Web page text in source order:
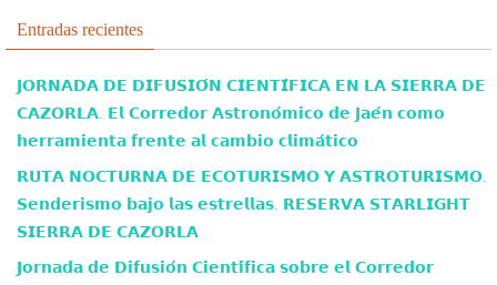
Entradas recientes
𝗝𝗢𝗥𝗡𝗔𝗗𝗔 𝗗𝗘 𝗗𝗜𝗙𝗨𝗦𝗜𝗢́𝗡 𝗖𝗜𝗘𝗡𝗧𝗜́𝗙𝗜𝗖𝗔 𝗘𝗡 𝗟𝗔 𝗦𝗜𝗘𝗥𝗥𝗔 𝗗𝗘
𝗖𝗔𝗭𝗢𝗥𝗟𝗔. 𝗘𝗹 𝗖𝗼𝗿𝗿𝗲𝗱𝗼𝗿 𝗔𝘀𝘁𝗿𝗼𝗻𝗼́𝗺𝗶𝗰𝗼 𝗱𝗲 𝗝𝗮𝗲́𝗻 𝗰𝗼𝗺𝗼
𝗵𝗲𝗿𝗿𝗮𝗺𝗶𝗲𝗻𝘁𝗮 𝗳𝗿𝗲𝗻𝘁𝗲 𝗮𝗹 𝗰𝗮𝗺𝗯𝗶𝗼 𝗰𝗹𝗶𝗺𝗮́𝘁𝗶𝗰𝗼
𝗥𝗨𝗧𝗔 𝗡𝗢𝗖𝗧𝗨𝗥𝗡𝗔 𝗗𝗘 𝗘𝗖𝗢𝗧𝗨𝗥𝗜𝗦𝗠𝗢 𝗬 𝗔𝗦𝗧𝗥𝗢𝗧𝗨𝗥𝗜𝗦𝗠𝗢.
𝗦𝗲𝗻𝗱𝗲𝗿𝗶𝘀𝗺𝗼 𝗯𝗮𝗷𝗼 𝗹𝗮𝘀 𝗲𝘀𝘁𝗿𝗲𝗹𝗹𝗮𝘀. 𝗥𝗘𝗦𝗘𝗥𝗩𝗔 𝗦𝗧𝗔𝗥𝗟𝗜𝗚𝗛𝗧
𝗦𝗜𝗘𝗥𝗥𝗔 𝗗𝗘 𝗖𝗔𝗭𝗢𝗥𝗟𝗔
𝗝𝗼𝗿𝗻𝗮𝗱𝗮 𝗱𝗲 𝗗𝗶𝗳𝘂𝘀𝗶𝗼́𝗻 𝗖𝗶𝗲𝗻𝘁𝗶́𝗳𝗶𝗰𝗮 𝘀𝗼𝗯𝗿𝗲 𝗲𝗹 𝗖𝗼𝗿𝗿𝗲𝗱𝗼𝗿